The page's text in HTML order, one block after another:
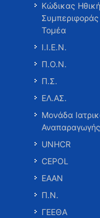
Κώδικας
Τομέα
Ι.Ι.Ε.Ν.
Π.Ο.Ν.
Π.Σ.
ΕΛ.ΑΣ.
Μονάδα
Αναπαραγωγής
UNHCR
CEPOL
ΕΑΑΝ
Π.Ν.
ΓΕΕΘΑ